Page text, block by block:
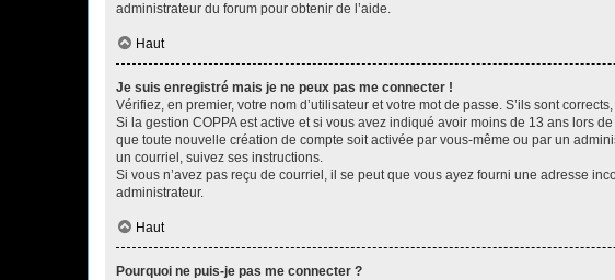
administrateur du forum pour obtenir de l’aide.
Haut
Je suis enregistré mais je ne peux pas me connecter !
Vérifiez, en premier, votre nom d’utilisateur et votre mot de passe. S’ils sont
Si la gestion COPPA est active et si vous avez indiqué avoir moins de 13 ans lors
que toute nouvelle création de compte soit activée par vous-même ou par un
un courriel, suivez ses instructions.
Si vous n’avez pas reçu de courriel, il se peut que vous ayez fourni une adresse
administrateur.
Haut
Pourquoi ne puis-je pas me connecter ?